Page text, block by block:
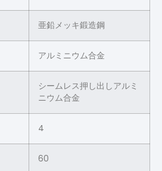
亜鉛メッキ鍛造鋼
アルミニウム合金
シームレス押し出しアルミ
ニウム合金
4
60